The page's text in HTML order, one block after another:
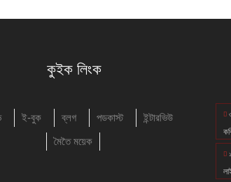
কুইক লিংক
ই-বুক ব্লগ পডকাস্ট
ইন্টারভিউ
মৈতৈ ময়েক